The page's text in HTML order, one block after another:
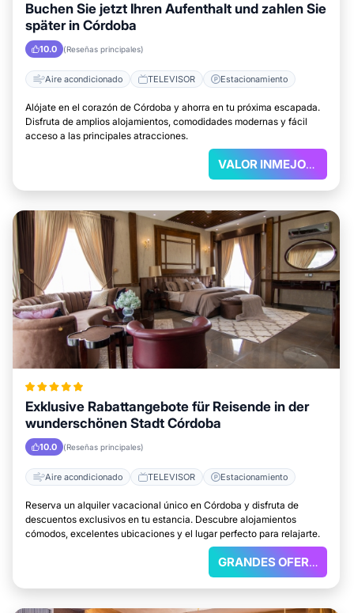
Buchen Sie jetzt Ihren Aufenthalt und zahlen Sie
später in Córdoba
10.0 (Reseñas principales)
Aire acondicionado TELEVISOR Estacionamiento
Alójate en el corazón de Córdoba y ahorra en tu próxima escapada.
Disfruta de amplios alojamientos, comodidades modernas y fácil
acceso a las principales atracciones.
VALOR INMEJORABLE
Exklusive Rabattangebote für Reisende in der
wunderschönen Stadt Córdoba
10.0 (Reseñas principales)
Aire acondicionado TELEVISOR Estacionamiento
Reserva un alquiler vacacional único en Córdoba y disfruta de
descuentos exclusivos en tu estancia. Descubre alojamientos
cómodos, excelentes ubicaciones y el lugar perfecto para relajarte.
GRANDES OFERTAS